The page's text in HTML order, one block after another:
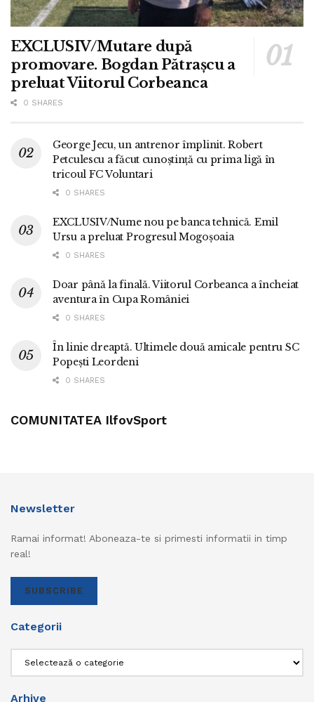
EXCLUSIV/Mutare după
promovare. Bogdan Pătrașcu a
preluat Viitorul Corbeanca
0 SHARES
George Jecu, un antrenor împlinit. Robert
Petculescu a făcut cunoștință cu prima ligă în
tricoul FC Voluntari
0 SHARES
EXCLUSIV/Nume nou pe banca tehnică. Emil
Ursu a preluat Progresul Mogoșoaia
0 SHARES
Doar până la finală. Viitorul Corbeanca a încheiat
aventura în Cupa României
0 SHARES
În linie dreaptă. Ultimele două amicale pentru SC
Popești Leordeni
0 SHARES
COMUNITATEA IlfovSport
Newsletter
Ramai informat! Aboneaza-te si primesti informatii in timp
real!
SUBSCRIBE
Categorii
Arhive